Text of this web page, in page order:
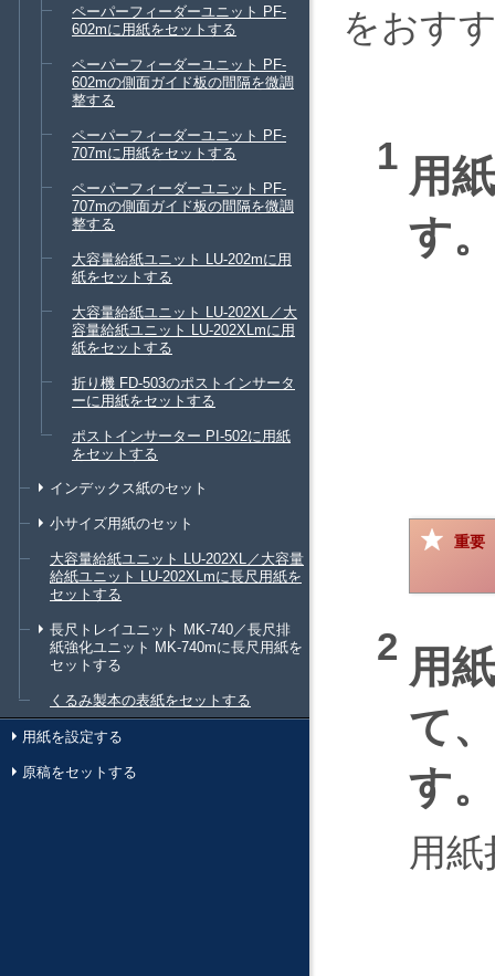
ペーパーフィーダーユニット PF-
602mに用紙をセットする
ペーパーフィーダーユニット PF-
602mの側面ガイド板の間隔を微調
整する
ペーパーフィーダーユニット PF-
707mに用紙をセットする
ペーパーフィーダーユニット PF-
707mの側面ガイド板の間隔を微調
整する
大容量給紙ユニット LU-202mに用
紙をセットする
大容量給紙ユニット LU-202XL／大
容量給紙ユニット LU-202XLmに用
紙をセットする
折り機 FD-503のポストインサータ
ーに用紙をセットする
ポストインサーター PI-502に用紙
をセットする
インデックス紙のセット
小サイズ用紙のセット
大容量給紙ユニット LU-202XL／大容量
給紙ユニット LU-202XLmに長尺用紙を
セットする
長尺トレイユニット MK-740／長尺排
紙強化ユニット MK-740mに長尺用紙を
セットする
くるみ製本の表紙をセットする
用紙を設定する
原稿をセットする
をおす
用
す。
重要
用
て
す。
用